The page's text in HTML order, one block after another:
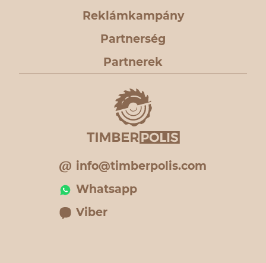
Reklámkampány
Partnerség
Partnerek
info@timberpolis.com
Whatsapp
Viber